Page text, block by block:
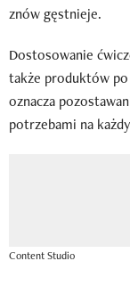
znów gęstnieje.
Dostosowanie
także produktów
oznacza
potrzebami na
Content Studio